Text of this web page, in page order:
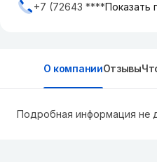
+7 (72643 ****Показать
О компанииОтзывы
Подробная информация не